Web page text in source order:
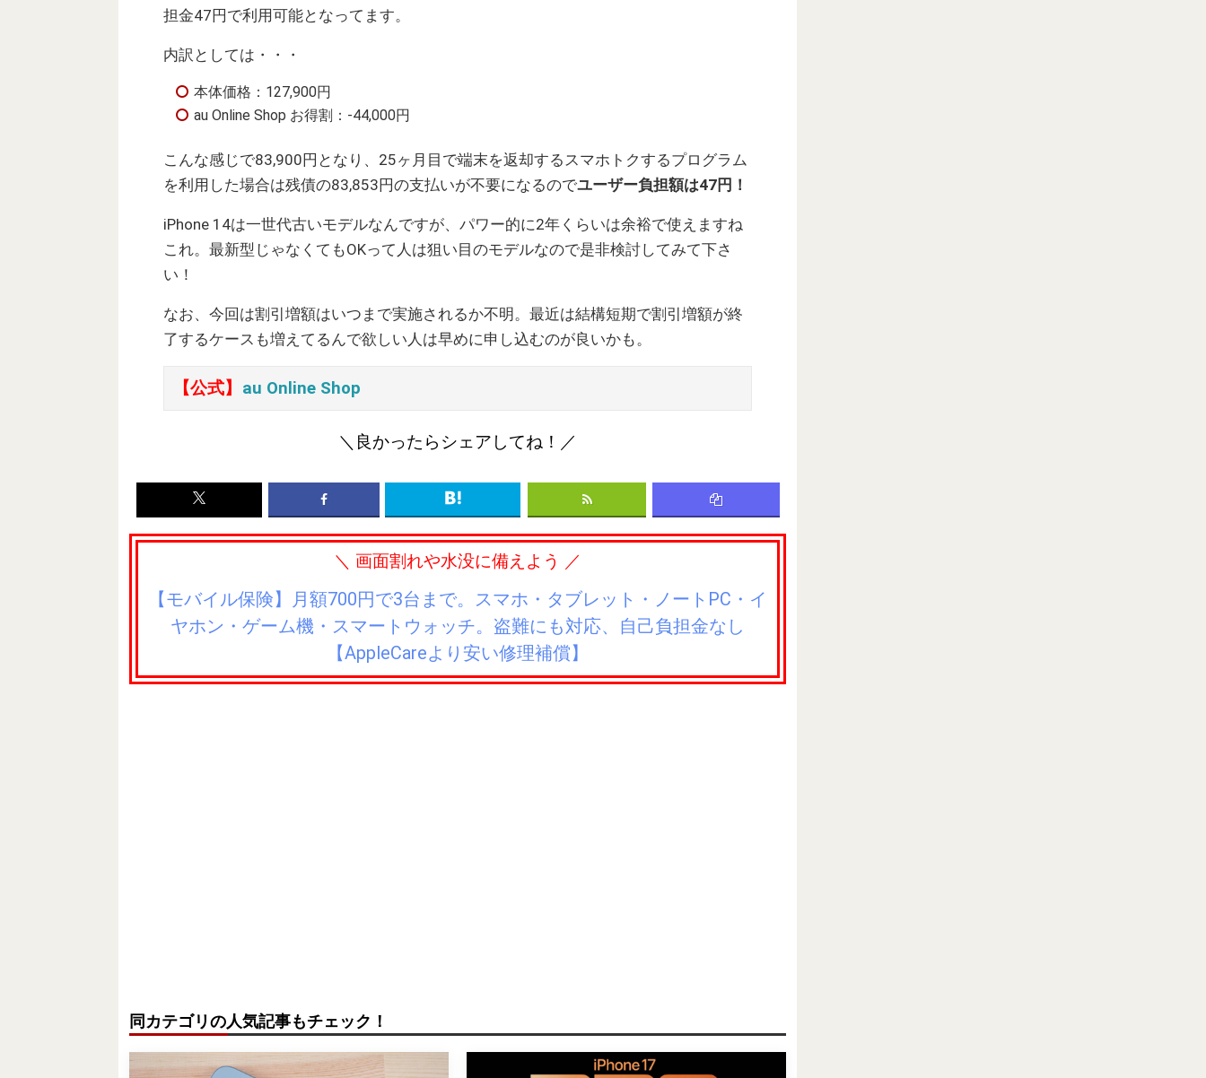
担金47円で利用可能となってます。
内訳としては・・・
本体価格：127,900円
au Online Shop お得割：-44,000円
こんな感じで83,900円となり、25ヶ月目で端末を返却するスマホトクするプログラム
を利用した場合は残債の83,853円の支払いが不要になるのでユーザー負担額は47円！
iPhone 14は一世代古いモデルなんですが、パワー的に2年くらいは余裕で使えますね
これ。最新型じゃなくてもOKって人は狙い目のモデルなので是非検討してみて下さ
い！
なお、今回は割引増額はいつまで実施されるか不明。最近は結構短期で割引増額が終
了するケースも増えてるんで欲しい人は早めに申し込むのが良いかも。
【公式】 au Online Shop
＼良かったらシェアしてね！／
＼ 画面割れや水没に備えよう ／
【モバイル保険】月額700円で3台まで。スマホ・タブレット・ノートPC・イ
ヤホン・ゲーム機・スマートウォッチ。盗難にも対応、自己負担金なし
【AppleCareより安い修理補償】
同カテゴリの人気記事もチェック！